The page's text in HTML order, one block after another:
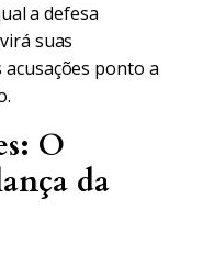
a defesa
suas
ponto a
O
da